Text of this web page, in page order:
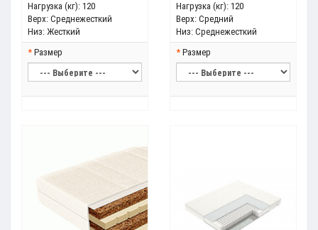
Нагрузка (кг): 120
Верх: Среднежесткий
Низ: Жесткий
Размер
Нагрузка (кг): 120
Верх: Средний
Низ: Среднежесткий
Размер